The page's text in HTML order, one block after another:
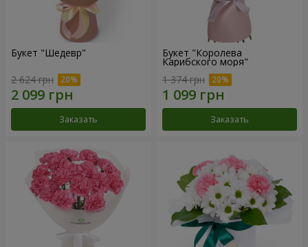
Букет "Шедевр"
2 624 грн
Заказать
Букет "Королева
Карибского моря"
1 374 грн
Заказать